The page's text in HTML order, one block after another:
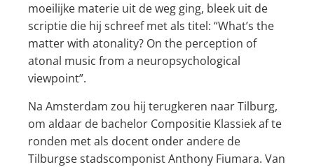
moeilijke materie uit de weg ging, bleek uit de
scriptie die hij schreef met als titel: “What’s the
matter with atonality? On the perception of
atonal music from a neuropsychological
viewpoint”.
Na Amsterdam zou hij terugkeren naar Tilburg,
om aldaar de bachelor Compositie Klassiek af te
ronden met als docent onder andere de
Tilburgse stadscomponist Anthony Fiumara. Van